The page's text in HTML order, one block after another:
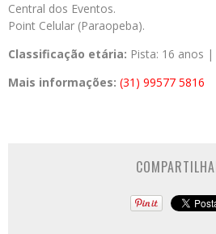
Central dos Eventos.
Point Celular (Paraopeba).
Classificação etária: Pista: 16 anos
Mais informações: (31) 99577 5816